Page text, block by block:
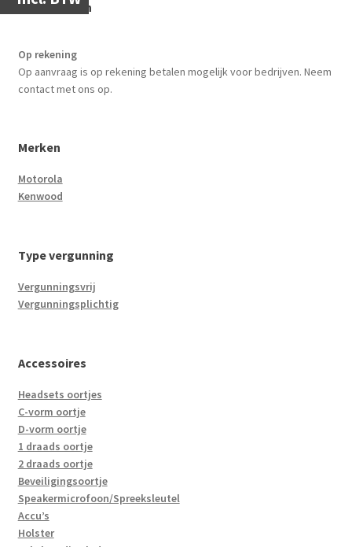
Veilgbetalen
Op rekening
Op aanvraag is op rekening betalen mogelijk voor bedrijven. Neem
contact met ons op.
Merken
Motorola
Kenwood
Type vergunning
Vergunningsvrij
Vergunningsplichtig
Accessoires
Headsets oortjes
C-vorm oortje
D-vorm oortje
1 draads oortje
2 draads oortje
Beveiligingsoortje
Speakermicrofoon/Spreeksleutel
Accu’s
Holster